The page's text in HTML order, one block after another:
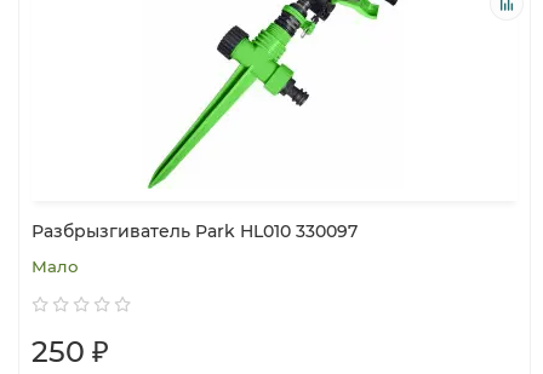
Разбрызгиватель Park HL010 330097
Мало
250 ₽